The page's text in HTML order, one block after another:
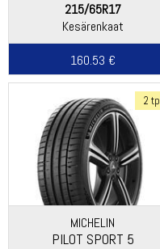
215/65R17
Kesärenkaat
160.53 €
2 tp
MICHELIN
PILOT SPORT 5